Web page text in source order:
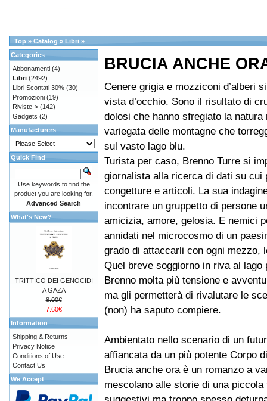
Top » Catalog » Libri »
BRUCIA ANCHE
Cenere grigia e mozziconi d’alberi
vista d’occhio. Sono il risultato di
dolosi che hanno sfregiato la natura
variegata delle montagne che
sul vasto lago blu.
Turista per caso, Brenno Turre si
giornalista alla ricerca di dati su cui
congetture e articoli. La sua
incontrare un gruppetto di persone
amicizia, amore, gelosia. E nemici
annidati nel microcosmo di un
grado di attaccarli con ogni mezzo,
Quel breve soggiorno in riva al lago
Brenno molta più tensione e
ma gli permetterà di rivalutare le
(non) ha saputo compiere.
Ambientato nello scenario di un
affiancata da un più potente Corpo
Brucia anche ora è un romanzo a
mescolano alle storie di una
Categories
Abbonamenti (4)
Libri (2492)
Libri Scontati 30% (30)
Promozioni (19)
Riviste-> (142)
Gadgets (2)
Manufacturers
Quick Find
Use keywords to find the
product you are looking for.
Advanced Search
What's New?
TRITTICO DEI GENOCIDI
A GAZA
8.00€
7.60€
Information
Shipping & Returns
Privacy Notice
Conditions of Use
Contact Us
We Accept